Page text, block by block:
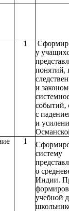
1
у
понятий,
и
событий,
с
и
1
систему
о
Индии.
учебной